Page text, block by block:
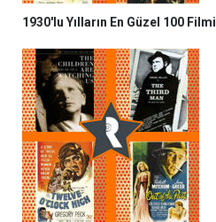
1930'lu Yılların En Güzel 100 Filmi